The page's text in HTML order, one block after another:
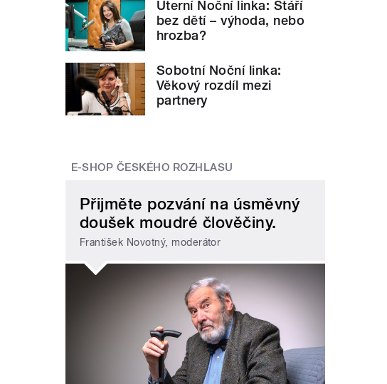
Úterní Noční linka: Stáří
bez dětí – výhoda, nebo
hrozba?
Sobotní Noční linka:
Věkový rozdíl mezi
partnery
E-SHOP ČESKÉHO ROZHLASU
Přijměte pozvání na úsměvný
doušek moudré člověčiny.
František Novotný, moderátor